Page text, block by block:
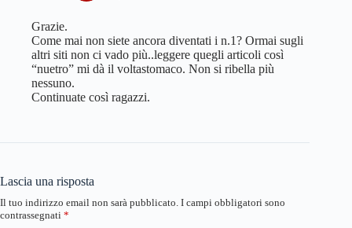
Grazie.
Come mai non siete ancora diventati i n.1? Ormai sugli
altri siti non ci vado più..leggere quegli articoli così
“nuetro” mi dà il voltastomaco. Non si ribella più
nessuno.
Continuate così ragazzi.
Lascia una risposta
Il tuo indirizzo email non sarà pubblicato. I campi obbligatori sono
contrassegnati *